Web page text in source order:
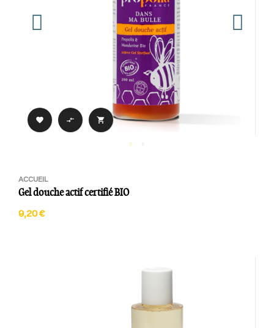
  
ACCUEIL
Gel douche actif certifié BIO
9,20 €